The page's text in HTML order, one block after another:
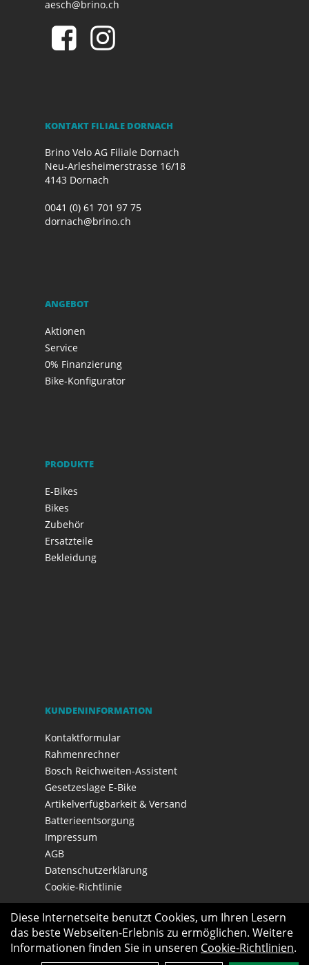
aesch@brino.ch
KONTAKT FILIALE DORNACH
Brino Velo AG Filiale Dornach
Neu-Arlesheimerstrasse 16/18
4143 Dornach
0041 (0) 61 701 97 75
dornach@brino.ch
ANGEBOT
Aktionen
Service
0% Finanzierung
Bike-Konfigurator
PRODUKTE
E-Bikes
Bikes
Zubehör
Ersatzteile
Bekleidung
KUNDENINFORMATION
Kontaktformular
Rahmenrechner
Bosch Reichweiten-Assistent
Gesetzeslage E-Bike
Artikelverfügbarkeit & Versand
Batterieentsorgung
Impressum
AGB
Datenschutzerklärung
Cookie-Richtlinie
Diese Internetseite benutzt Cookies, um Ihren Lesern
das beste Webseiten-Erlebnis zu ermöglichen. Weitere
Informationen finden Sie in unseren Cookie-Richtlinien.